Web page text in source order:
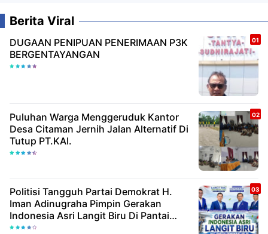
Berita Viral
DUGAAN PENIPUAN PENERIMAAN P3K
BERGENTAYANGAN
Puluhan Warga Menggeruduk Kantor
Desa Citaman Jernih Jalan Alternatif Di
Tutup PT.KAI.
Politisi Tangguh Partai Demokrat H.
Iman Adinugraha Pimpin Gerakan
Indonesia Asri Langit Biru Di Pantai
Citepus